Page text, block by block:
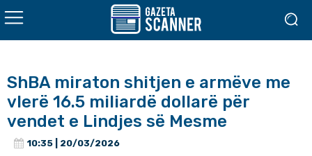
ShBA miraton shitjen e armëve me
vlerë 16.5 miliardë dollarë për
vendet e Lindjes së Mesme
10:35 | 20/03/2026